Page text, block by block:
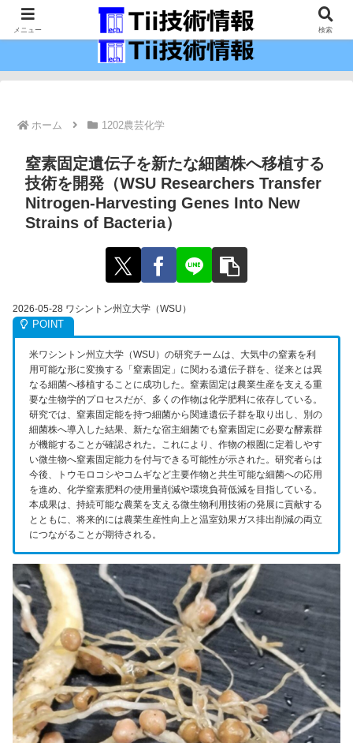
最新の科学技術の情報インフラ。
ホーム 1202農芸化学
窒素固定遺伝子を新たな細菌株へ移植する
技術を開発（WSU Researchers Transfer
Nitrogen-Harvesting Genes Into New
Strains of Bacteria）
2026-05-28 ワシントン州立大学（WSU）
米ワシントン州立大学（WSU）の研究チームは、大気中の窒素を利
用可能な形に変換する「窒素固定」に関わる遺伝子群を、従来とは異
なる細菌へ移植することに成功した。窒素固定は農業生産を支える重
要な生物学的プロセスだが、多くの作物は化学肥料に依存している。
研究では、窒素固定能を持つ細菌から関連遺伝子群を取り出し、別の
細菌株へ導入した結果、新たな宿主細菌でも窒素固定に必要な酵素群
が機能することが確認された。これにより、作物の根圏に定着しやす
い微生物へ窒素固定能力を付与できる可能性が示された。研究者らは
今後、トウモロコシやコムギなど主要作物と共生可能な細菌への応用
を進め、化学窒素肥料の使用量削減や環境負荷低減を目指している。
本成果は、持続可能な農業を支える微生物利用技術の発展に貢献する
とともに、将来的には農業生産性向上と温室効果ガス排出削減の両立
につながることが期待される。
メニュー 検索